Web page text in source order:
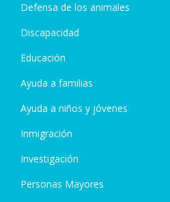
Defensa de los animales
Discapacidad
Educación
Ayuda a familias
Ayuda a niños y jóvenes
Inmigración
Investigación
Personas Mayores